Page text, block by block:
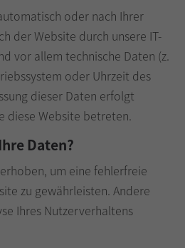
et magnis dis
ridiculus mus. Donec
oder nach Ihrer
der Website durch unsere IT-
vor allem technische Daten (z.
oder Uhrzeit des
dieser Daten erfolgt
diese Website betreten.
Daten?
um eine fehlerfreie
zu gewährleisten. Andere
Ihres Nutzerverhaltens